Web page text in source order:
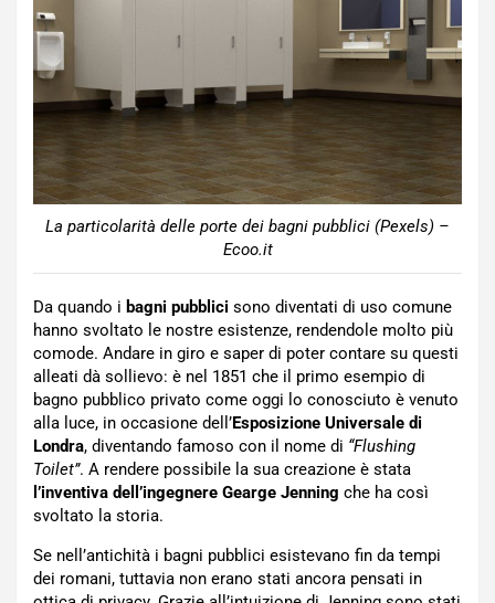
La particolarità delle porte dei bagni pubblici (Pexels) –
Ecoo.it
Da quando i bagni pubblici sono diventati di uso comune
hanno svoltato le nostre esistenze, rendendole molto più
comode. Andare in giro e saper di poter contare su questi
alleati dà sollievo: è nel 1851 che il primo esempio di
bagno pubblico privato come oggi lo conosciuto è venuto
alla luce, in occasione dell’Esposizione Universale di
Londra, diventando famoso con il nome di “Flushing
Toilet”. A rendere possibile la sua creazione è stata
l’inventiva dell’ingegnere Gearge Jenning che ha così
svoltato la storia.
Se nell’antichità i bagni pubblici esistevano fin da tempi
dei romani, tuttavia non erano stati ancora pensati in